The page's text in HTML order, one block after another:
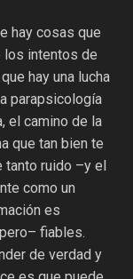
hay cosas que
los intentos de
hay una lucha
parapsicología
el camino de la
que tan bien te
tanto ruido –y el
como un
es
fiables.
de verdad y